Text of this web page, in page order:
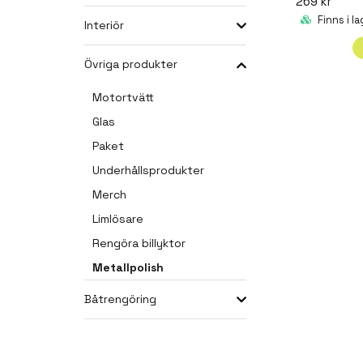
Interiör
Övriga produkter
Motortvätt
Glas
Paket
Underhållsprodukter
Merch
Limlösare
Rengöra billyktor
Metallpolish
Båtrengöring
Finns i